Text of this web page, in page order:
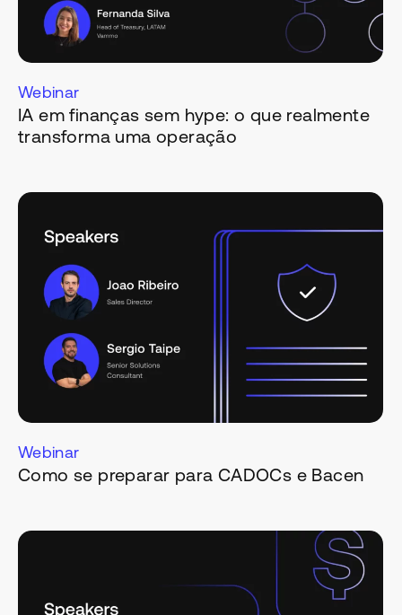
Webinar
IA em finanças sem hype: o que realmente
transforma uma operação
Webinar
Como se preparar para CADOCs e Bacen